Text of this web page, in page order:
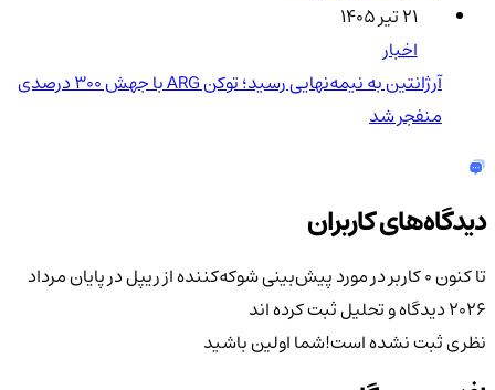
۲۱ تیر ۱۴۰۵
اخبار
آرژانتین به نیمه‌نهایی رسید؛ توکن ARG با جهش ۳۰۰ درصدی
منفجر شد
دیدگاه‌های کاربران
تا کنون 0 کاربر در مورد
پیش‌بینی شوکه‌کننده از ریپل در پایان مرداد
2026دیدگاه و تحلیل ثبت کرده اند
نظری ثبت نشده است!شما اولین باشید